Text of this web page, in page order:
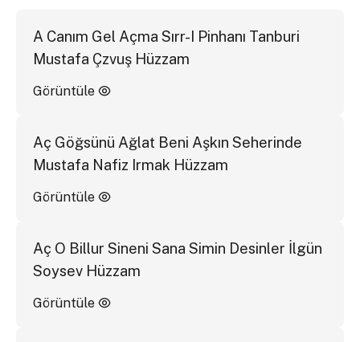
A Canım Gel Açma Sırr-I Pinhanı Tanburi
Mustafa Çzvuş Hüzzam
Görüntüle
Aç Göğsünü Ağlat Beni Aşkın Seherinde
Mustafa Nafiz Irmak Hüzzam
Görüntüle
Aç O Billur Sineni Sana Simin Desinler İlgün
Soysev Hüzzam
Görüntüle